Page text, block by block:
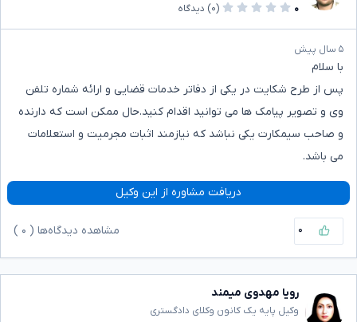
۰
(۰) دیدگاه
۵ سال پیش
با سلام
پس از طرح شکایت در یکی از دفاتر خدمات قضایی و ارائه شماره تلفن
وی و تصویر پیامک ها می توانید اقدام کنید.حال ممکن است که دارنده
و صاحب سیمکارت یکی نباشد که نیازمند اثبات مجرمیت و استعلامات
می باشد.
دریافت مشاوره از این وکیل
۰ مشاهده دیدگاه‌ها ( ۰
رویا مهدوی میمند
وکیل پایه یک کانون وکلای دادگستری